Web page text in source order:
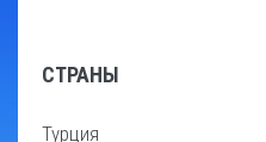
СТРАНЫ
Турция